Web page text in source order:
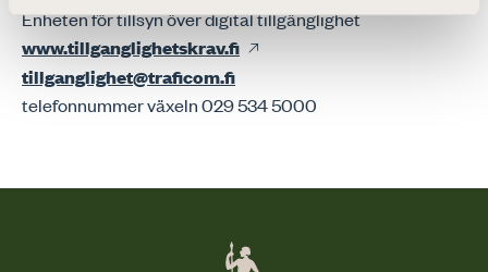
Enheten för tillsyn över digital tillgänglighet
www.tillganglighetskrav.fi
tillganglighet@traficom.fi
telefonnummer växeln 029 534 5000